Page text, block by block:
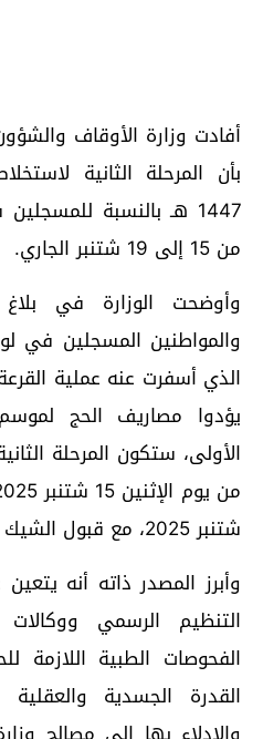
أفادت وزارة الأوقاف
بأن المرحلة الثانية
1447 هـ بالنسبة
من 15 إلى 19 شتنبر الجاري.
وأوضحت الوزارة في بلاغ
والمواطنين المسجلين في
الذي أسفرت عنه عملية
الأولى، ستكون المرحلة
شتنبر 2025، مع قبول الشيك المصادق عليه.
وأبرز المصدر ذاته أنه
التنظيم الرسمي ووكالات
الفحوصات الطبية
القدرة الجسدية